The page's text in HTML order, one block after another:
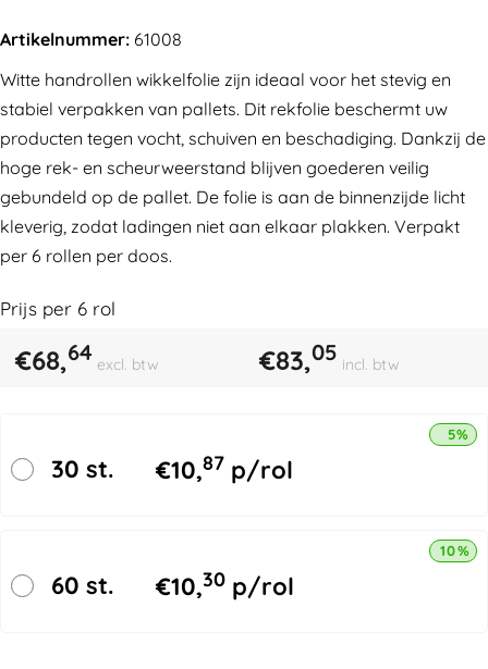
Artikelnummer: 61008
Witte handrollen wikkelfolie zijn ideaal voor het stevig en
stabiel verpakken van pallets. Dit rekfolie beschermt uw
producten tegen vocht, schuiven en beschadiging. Dankzij de
hoge rek- en scheurweerstand blijven goederen veilig
gebundeld op de pallet. De folie is aan de binnenzijde licht
kleverig, zodat ladingen niet aan elkaar plakken. Verpakt
per 6 rollen per doos.
Prijs per 6 rol
€68,64 excl. btw €83,05 incl. btw
30 st. €10,87 p/rol
5%
60 st. €10,30 p/rol
10%